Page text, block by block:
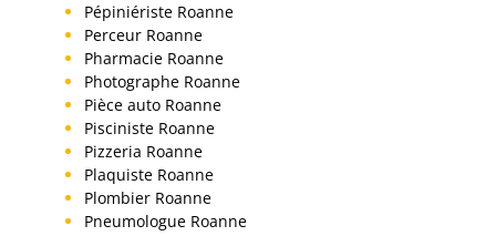
Pépiniériste Roanne
Perceur Roanne
Pharmacie Roanne
Photographe Roanne
Pièce auto Roanne
Pisciniste Roanne
Pizzeria Roanne
Plaquiste Roanne
Plombier Roanne
Pneumologue Roanne